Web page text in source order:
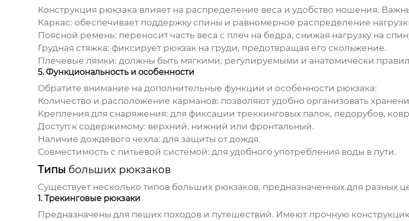
Конструкция рюкзака влияет на распределение веса и удобство ношения.
Каркас: обеспечивает поддержку спины и равномерное распределение
Поясной ремень: переносит часть веса с плеч на бедра, снижая нагрузку на
Грудная стяжка: фиксирует рюкзак на груди, предотвращая его скольжение.
Плечевые лямки: должны быть мягкими, регулируемыми и анатомически
5. Функциональность и особенности
Обратите внимание на дополнительные функции и особенности рюкзака:
Количество и расположение карманов: позволяют удобно организовать
Крепления для снаряжения: для фиксации треккинговых палок, ледорубов,
Доступ к содержимому: верхний, нижний или фронтальный.
Наличие дождевого чехла: для защиты от дождя.
Совместимость с питьевой системой: для удобного употребления воды в пути.
Типы больших рюкзаков
Существует несколько типов больших рюкзаков, предназначенных для разных
1. Трекинговые рюкзаки
Предназначены для пеших походов и путешествий. Имеют прочную